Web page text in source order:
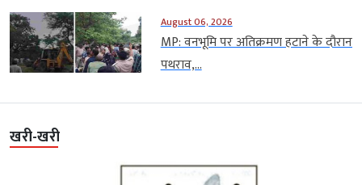
August 06, 2026
MP: वनभूमि पर अतिक्रमण हटाने के दौरान
पथराव,...
खरी-खरी